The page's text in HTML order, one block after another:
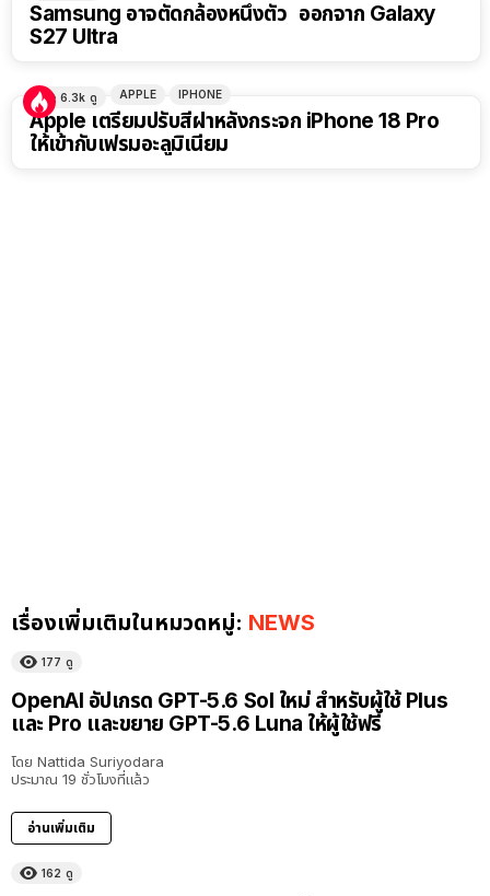
Samsung อาจตัดกล้องหนึ่งตัว ออกจาก Galaxy
S27 Ultra
6.3k ดู APPLE IPHONE
Apple เตรียมปรับสีฝาหลังกระจก iPhone 18 Pro
ให้เข้ากับเฟรมอะลูมิเนียม
เรื่องเพิ่มเติมในหมวดหมู่: NEWS
177 ดู
OpenAI อัปเกรด GPT-5.6 Sol ใหม่ สำหรับผู้ใช้ Plus
และ Pro และขยาย GPT-5.6 Luna ให้ผู้ใช้ฟรี
โดย Nattida Suriyodara
ประมาณ 19 ชั่วโมงที่แล้ว
อ่านเพิ่มเติม
162 ดู